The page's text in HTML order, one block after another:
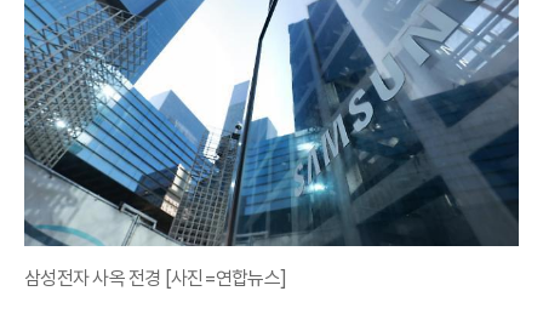
삼성전자 사옥 전경 [사진=연합뉴스]